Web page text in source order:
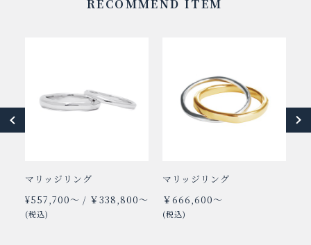
RECOMMEND ITEM
マリッジリング
¥557,700〜 / ￥338,800〜
(税込)
マリッジリング
￥666,600～
(税込)